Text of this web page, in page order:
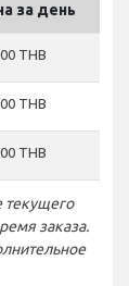
за день
THB
THB
THB
текущего
заказа.